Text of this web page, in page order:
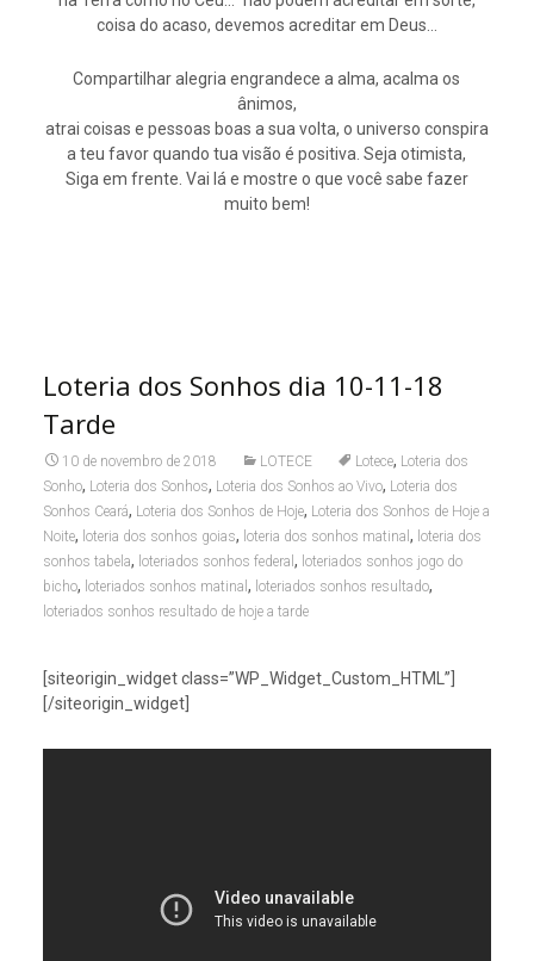
coisa do acaso, devemos acreditar em Deus…
Compartilhar alegria engrandece a alma, acalma os
ânimos,
atrai coisas e pessoas boas a sua volta, o universo conspira
a teu favor quando tua visão é positiva. Seja otimista,
Siga em frente. Vai lá e mostre o que você sabe fazer
muito bem!
Loteria dos Sonhos dia 10-11-18
Tarde
10 de novembro de 2018 LOTECE Lotece, Loteria dos
Sonho, Loteria dos Sonhos, Loteria dos Sonhos ao Vivo, Loteria dos
Sonhos Ceará, Loteria dos Sonhos de Hoje, Loteria dos Sonhos de Hoje a
Noite, loteria dos sonhos goias, loteria dos sonhos matinal , loteria dos
sonhos tabela, loteriados sonhos federal , loteriados sonhos jogo do
bicho, loteriados sonhos matinal , loteriados sonhos resultado,
loteriados sonhos resultado de hoje a tarde
[siteorigin_widget class=”WP_Widget_Custom_HTML”]
[/siteorigin_widget]